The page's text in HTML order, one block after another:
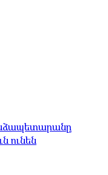
ունեն